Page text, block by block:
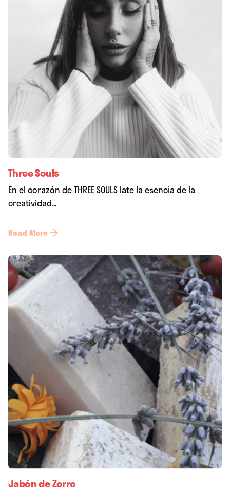
Three Souls
En el corazón de THREE SOULS late la esencia de la
creatividad...
Read More
Jabón de Zorro